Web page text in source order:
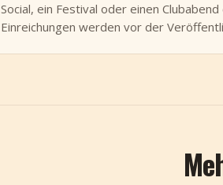
Social, ein Festival oder einen Clubabend
Einreichungen werden vor der